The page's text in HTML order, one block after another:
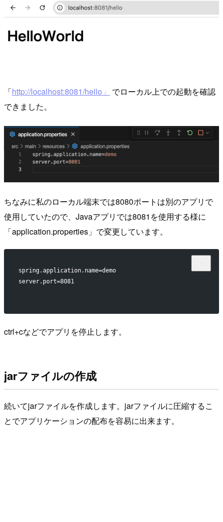
「http://localhost:8081/hello」
でローカル上での起動を確認
できました。
ちなみに私のローカル端末では8080ポートは別のアプリで
使用していたので、Javaアプリでは8081を使用する様に
「application.properties」で変更しています。
spring.application.name=demo
server.port=8081
ctrl+cなどでアプリを停止します。
jarファイルの作成
続いてjarファイルを作成します。jarファイルに圧縮するこ
とでアプリケーションの配布を容易に出来ます。